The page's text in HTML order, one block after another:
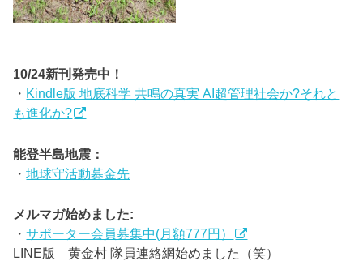
10/24新刊発売中！
・ Kindle版 地底科学 共鳴の真実 AI超管理社会か?それと
も進化か?
能登半島地震：
・地球守活動募金先
メルマガ始めました:
・サポーター会員募集中(月額777円）
LINE版 黄金村 隊員連絡網始めました（笑）